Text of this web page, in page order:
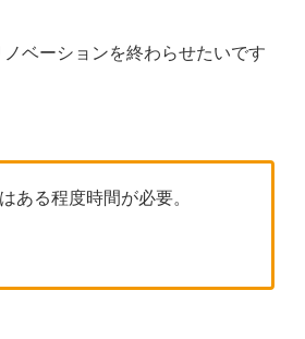
ベーションを終わらせたいです
ある程度時間が必要。